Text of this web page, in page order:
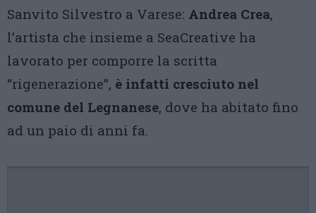
Sanvito Silvestro a Varese: Andrea Crea,
l’artista che insieme a SeaCreative ha
lavorato per comporre la scritta
“rigenerazione”, è infatti cresciuto nel
comune del Legnanese, dove ha abitato fino
ad un paio di anni fa.